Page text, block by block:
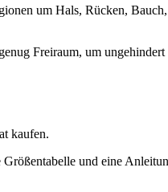
um Hals, Rücken,
Freiraum, um
kaufen.
und eine